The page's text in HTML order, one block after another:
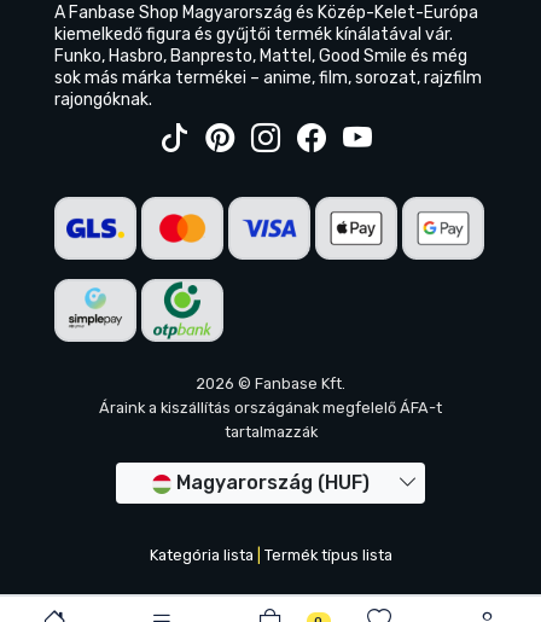
A Fanbase Shop Magyarország és Közép-Kelet-Európa
kiemelkedő figura és gyűjtői termék kínálatával vár.
Funko, Hasbro, Banpresto, Mattel, Good Smile és még
sok más márka termékei – anime, film, sorozat, rajzfilm
rajongóknak.
2026 © Fanbase Kft.
Áraink a kiszállítás országának megfelelő ÁFA-t
tartalmazzák
Magyarország (HUF)
Kategória lista Termék típus lista